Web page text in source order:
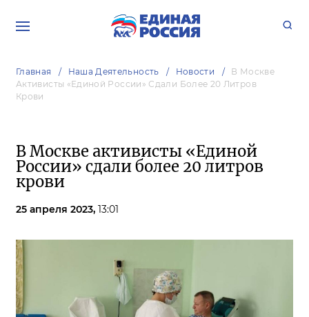
Главная Наша Деятельность Новости
В Москве
Активисты «Единой России» Сдали Более 20 Литров
Крови
В Москве активисты «Единой
России» сдали более 20 литров
крови
25 апреля 2023, 13:01